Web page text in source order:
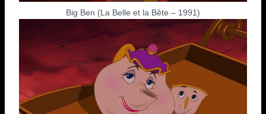
Big Ben (La Belle et la Bête – 1991)